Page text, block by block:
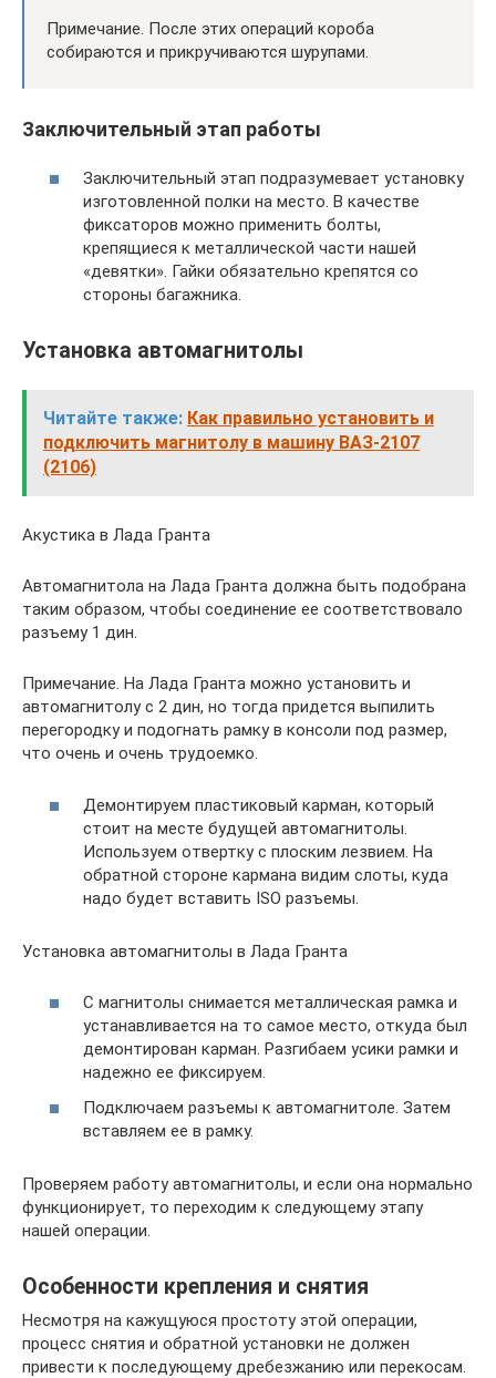
Примечание. После этих операций короба
собираются и прикручиваются шурупами.
Заключительный этап работы
Заключительный этап подразумевает установку
изготовленной полки на место. В качестве
фиксаторов можно применить болты,
крепящиеся к металлической части нашей
«девятки». Гайки обязательно крепятся со
стороны багажника.
Установка автомагнитолы
Читайте также: Как правильно установить и
подключить магнитолу в машину ВАЗ-2107
(2106)
Акустика в Лада Гранта
Автомагнитола на Лада Гранта должна быть подобрана
таким образом, чтобы соединение ее соответствовало
разъему 1 дин.
Примечание. На Лада Гранта можно установить и
автомагнитолу с 2 дин, но тогда придется выпилить
перегородку и подогнать рамку в консоли под размер,
что очень и очень трудоемко.
Демонтируем пластиковый карман, который
стоит на месте будущей автомагнитолы.
Используем отвертку с плоским лезвием. На
обратной стороне кармана видим слоты, куда
надо будет вставить ISO разъемы.
Установка автомагнитолы в Лада Гранта
С магнитолы снимается металлическая рамка и
устанавливается на то самое место, откуда был
демонтирован карман. Разгибаем усики рамки и
надежно ее фиксируем.
Подключаем разъемы к автомагнитоле. Затем
вставляем ее в рамку.
Проверяем работу автомагнитолы, и если она нормально
функционирует, то переходим к следующему этапу
нашей операции.
Особенности крепления и снятия
Несмотря на кажущуюся простоту этой операции,
процесс снятия и обратной установки не должен
привести к последующему дребезжанию или перекосам.